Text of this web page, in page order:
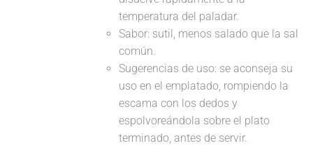
temperatura del paladar.
Sabor: sutil, menos salado que la sal
común.
Sugerencias de uso: se aconseja su
uso en el emplatado, rompiendo la
escama con los dedos y
espolvoreándola sobre el plato
terminado, antes de servir.